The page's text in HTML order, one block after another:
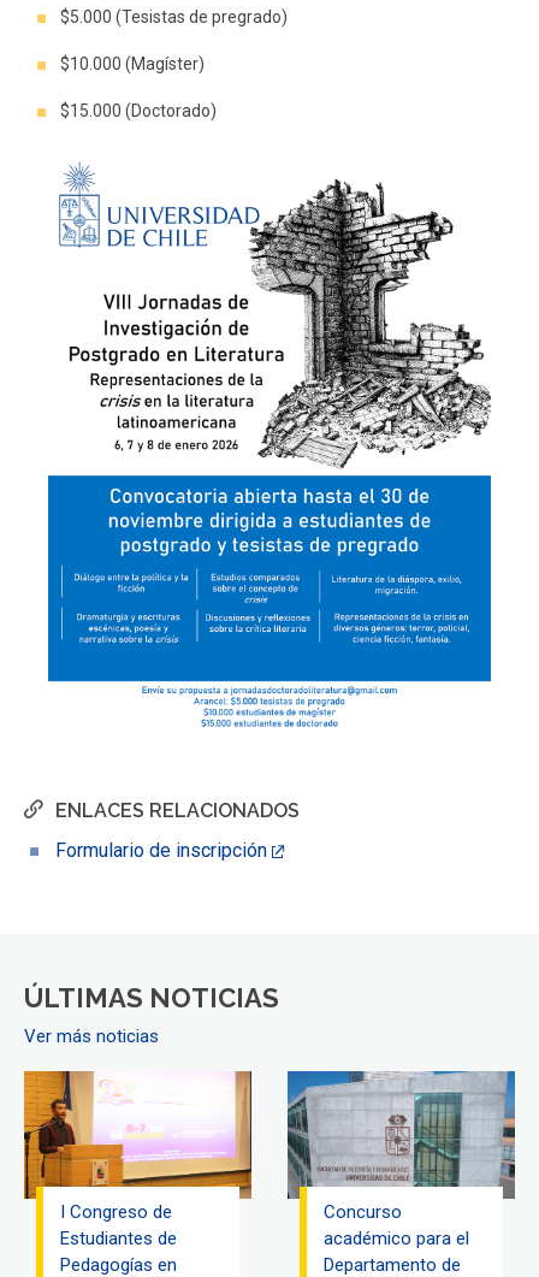
ENLACES RELACIONADOS
Formulario de inscripción
$5.000 (Tesistas de pregrado)
$10.000 (Magíster)
$15.000 (Doctorado)
ÚLTIMAS NOTICIAS
Ver más noticias
I Congreso de
Estudiantes de
Pedagogías en
Concurso
académico para el
Departamento de